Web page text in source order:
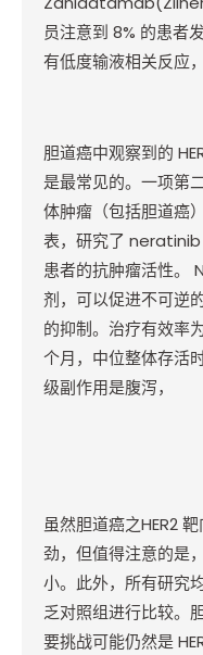
员注意到 8% 的患者
有低度输液相关反应
胆道癌中观察到的
是最常见的。一项第
体肿瘤（包括胆道癌
表，研究了 neratinib
患者的抗肿瘤活性。
剂，可以促进不可逆
的抑制。治疗有效率
个月，中位整体存活
级副作用是腹泻，
虽然胆道癌之HER2靶
劲，但值得注意的是，
小。此外，所有研究
乏对照组进行比较。
要挑战可能仍然是